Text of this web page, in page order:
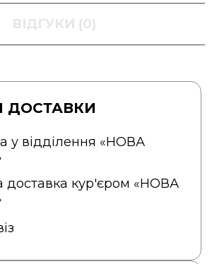
ВІДГУКИ (0)
ДОСТАВКИ
у відділення «НОВА
доставка кур'єром «НОВА